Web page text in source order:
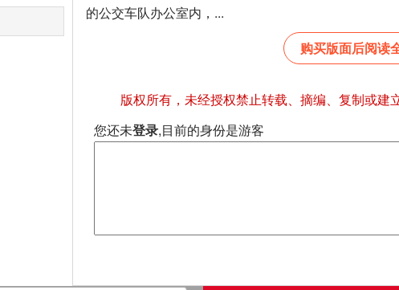
的公交车队办公室内，...
购买版面后阅读
版权所有，未经授权禁止转载、摘编、复制或建
您还未登录,目前的身份是游客